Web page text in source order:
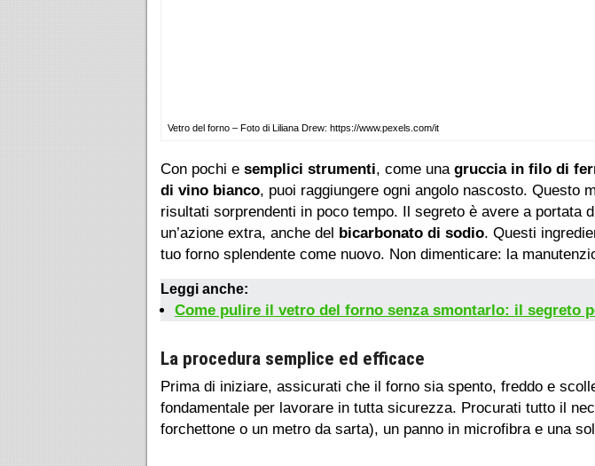
Vetro del forno – Foto di Liliana Drew: https://www.pexels.com/it
Con pochi e semplici strumenti, come una gruccia in filo di
di vino bianco, puoi raggiungere ogni angolo nascosto. Questo
risultati sorprendenti in poco tempo. Il segreto è avere a portata
un’azione extra, anche del bicarbonato di sodio. Questi
tuo forno splendente come nuovo. Non dimenticare: la
Leggi anche:
Come pulire il vetro del forno senza smontarlo: il segreto
La procedura semplice ed efficace
Prima di iniziare, assicurati che il forno sia spento, freddo e
fondamentale per lavorare in tutta sicurezza. Procurati tutto il
forchettone o un metro da sarta), un panno in microfibra e una